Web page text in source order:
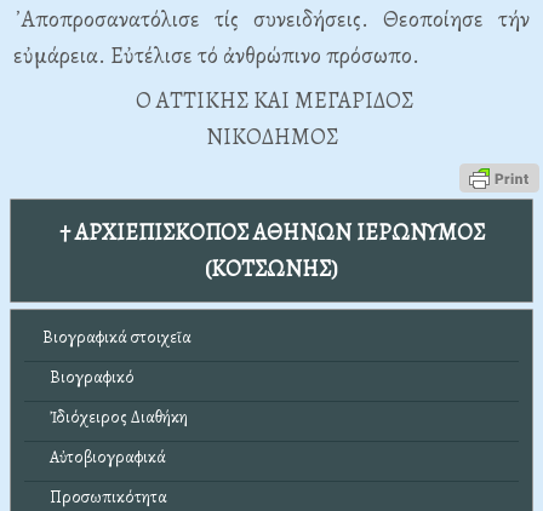
᾿Αποπροσανατόλισε τίς συνειδήσεις. Θεοποίησε τήν
εὐμάρεια. Εὐτέλισε τό ἀνθρώπινο πρόσωπο.
Ο ΑΤΤΙΚΗΣ ΚΑΙ ΜΕΓΑΡΙΔΟΣ
ΝΙΚΟΔΗΜΟΣ
† ΑΡΧΙΕΠΙΣΚΟΠΟΣ ΑΘΗΝΩΝ ΙΕΡΩΝΥΜΟΣ
(ΚΟΤΣΩΝΗΣ)
Βιογραφικά στοιχεῖα
Βιογραφικό
Ἰδιόχειρος Διαθήκη
Αὐτοβιογραφικά
Προσωπικότητα